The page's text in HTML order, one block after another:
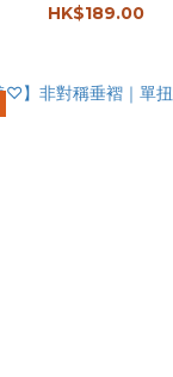
HK$189.00